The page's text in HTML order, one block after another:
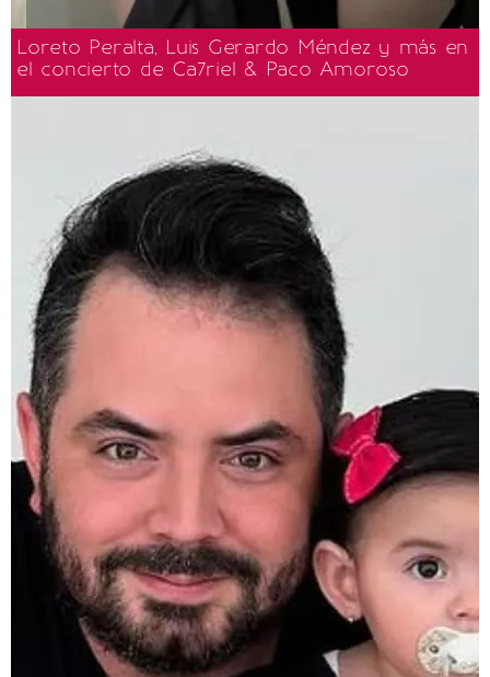
Loreto Peralta, Luis Gerardo Méndez y más en
el concierto de Ca7riel & Paco Amoroso